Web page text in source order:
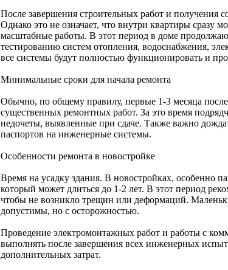
После завершения строительных работ и получения
Однако это не означает, что внутри квартиры сразу
масштабные работы. В этот период в доме
тестированию систем отопления, водоснабжения,
все системы будут полностью функционировать и
Минимальные сроки для начала ремонта
Обычно, по общему правилу, первые 1-3 месяца после
существенных ремонтных работ. За это время
недочеты, выявленные при сдаче. Также важно
паспортов на инженерные системы.
Особенности ремонта в новостройке
Время на усадку здания. В новостройках, особенно
который может длиться до 1-2 лет. В этот период
чтобы не возникло трещин или деформаций.
допустимы, но с осторожностью.
Проведение электромонтажных работ и работы с
выполнять после завершения всех инженерных
дополнительных затрат.